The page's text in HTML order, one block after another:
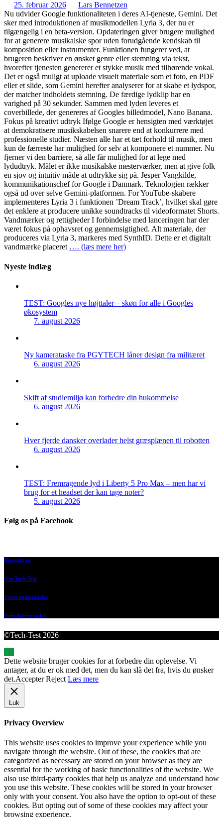
25. februar 2026
Lars Bennetzen
Nu udvider Google funktionaliteten i deres AI-tjeneste, Gemini. Det
sker med introduktionen af musikmodellen Lyria 3, der nu er
tilgængelig i en beta-version. Opdateringen giver brugere mulighed
for at generere musikalske spor uden forudgående kendskab til
komposition eller instrumenter. Funktionen fungerer ved, at
brugeren beskriver en ønsket genre eller stemning via tekst,
hvorefter tjenesten genererer et stykke musik med tilhørende vokal.
Det er også muligt at uploade visuelt materiale som et foto, en PDF
eller et slide, som Gemini herefter analyserer for at skabe et lydspor,
der matcher indholdets stemning. De færdige lydklip har en
varighed på 30 sekunder. Sammen med lyden leveres et
coverbillede, der genereres af Googles billedmodel, Nano Banana.
Fokus på kreativt udtryk Ifølge Google er hensigten med værktøjet
at demokratisere musikskabelsen snarere end at konkurrere med
professionelle studier. Næsten alle har et tæt forhold til musik, men
kun de færreste har mulighed for selv at komponere et nummer. Nu
fjerner vi den barriere, så alle får mulighed for at lege med
lydudtryk. Målet er ikke musikalske mesterværker, men at give folk
en sjov og intuitiv måde at udtrykke sig på. Jesper Vangkilde,
kommunikationschef for Google i Danmark. Teknologien rækker
også ud over selve Gemini-platformen. For YouTube-skabere
implementeres Lyria 3 i funktionen ’Dream Track’, hvilket skal gøre
det enklere at producere unikke soundtracks til videoformatet Shorts.
Vandmærker og rettigheder I forbindelse med lanceringen har der
været fokus på ophavsret og gennemsigtighed. Alt materiale, der
produceres via Lyria 3, markeres med SynthID. Dette er et digitalt
vandmærke placeret …. (læs mere her)
Nyeste indlæg
TEST: Googles nye højttaler – skøn for alle i Googles
økosystem
7. august 2026
Ny kamerataske fra PGYTECH låner design fra militæret
6. august 2026
Skift af studiemiljø kan forbedre din hukommelse
6. august 2026
Hver fjerde dansker overlader helst græsplænen til robotten
6. august 2026
TEST: Fremragende lyd i Liberty 5 Pro Max – men har vi
brug for et headset der kan tage noter?
5. august 2026
Følg os på Facebook
Kontakt os
Om Tech-Test
Vores bedømmelse
Nyhedsbrevsarkiv
©Tech-Test 2026
Dette website bruger cookies for at forbedre din oplevelse. Vi
antager, at du er ok med det, men du kan slå det fra, hvis du ønsker
det.Accepter Reject Læs mere
Luk
Privacy Overview
This website uses cookies to improve your experience while you
navigate through the website. Out of these, the cookies that are
categorized as necessary are stored on your browser as they are
essential for the working of basic functionalities of the website. We
also use third-party cookies that help us analyze and understand how
you use this website. These cookies will be stored in your browser
only with your consent. You also have the option to opt-out of these
cookies. But opting out of some of these cookies may affect your
browsing experience.